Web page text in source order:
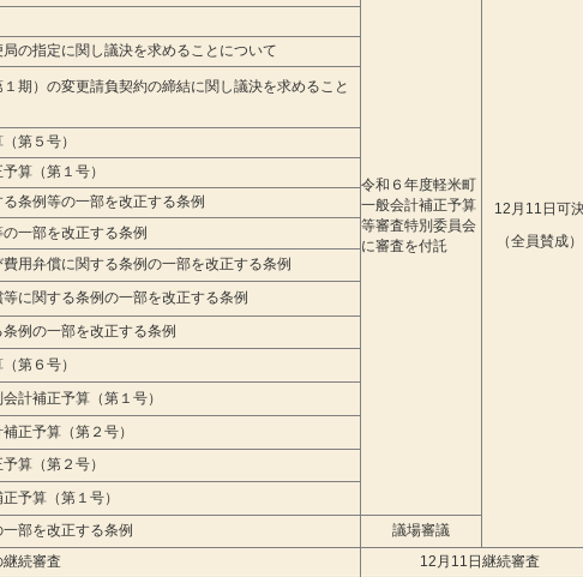
令和６年度軽米町
一般会計補正予算
等審査特別委員会
に審査を付託
12月11日可
（全員賛成）
の指定に関し議決を求めることについて
期）の変更請負契約の締結に関し議決を求めること
第５号）
算（第１号）
条例等の一部を改正する条例
一部を改正する条例
用弁償に関する条例の一部を改正する条例
に関する条例の一部を改正する条例
例の一部を改正する条例
第６号）
計補正予算（第１号）
正予算（第２号）
算（第２号）
予算（第１号）
部を改正する条例
議場審議
続審査
12月11日継続審査